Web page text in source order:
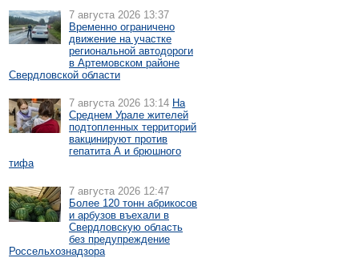
7 августа 2026 13:37
Временно ограничено
движение на участке
региональной автодороги
в Артемовском районе
Свердловской области
7 августа 2026 13:14 На
Среднем Урале жителей
подтопленных территорий
вакцинируют против
гепатита А и брюшного
тифа
7 августа 2026 12:47
Более 120 тонн абрикосов
и арбузов въехали в
Свердловскую область
без предупреждение
Россельхознадзора